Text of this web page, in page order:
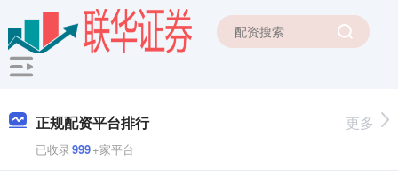
正规配资平台排行
已收录999+家平台
更多